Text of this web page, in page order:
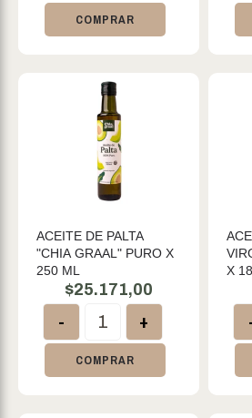
COMPRAR
ACEITE DE PALTA
"CHIA GRAAL" PURO X
250 ML
$25.171,00
- +
COMPRAR
X